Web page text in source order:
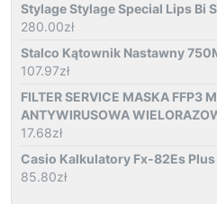
Stylage Stylage Special Lips Bi
280.00zł
Stalco Kątownik Nastawny
107.97zł
FILTER SERVICE MASKA FFP3
ANTYWIRUSOWA
17.68zł
Casio Kalkulatory Fx-82Es Plus
85.80zł